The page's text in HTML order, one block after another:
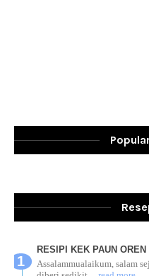
RESIPI KEK PAUN OREN
Assalammualaikum, salam